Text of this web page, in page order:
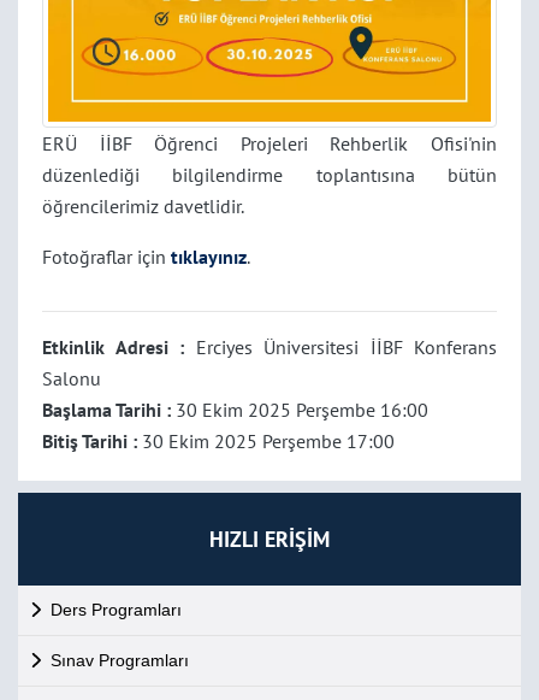
HIZLI ERİŞİM
Ders Programları
Sınav Programları
ERÜ İİBF Öğrenci Projeleri Rehberlik Ofisi'nin
düzenlediği bilgilendirme toplantısına bütün
öğrencilerimiz davetlidir.
Fotoğraflar için tıklayınız.
Etkinlik Adresi : Erciyes Üniversitesi İİBF Konferans
Salonu
Başlama Tarihi : 30 Ekim 2025 Perşembe 16:00
Bitiş Tarihi : 30 Ekim 2025 Perşembe 17:00